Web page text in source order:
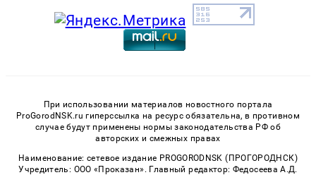
При использовании материалов новостного портала
ProGorodNSK.ru гиперссылка на ресурс обязательна, в противном
случае будут применены нормы законодательства РФ об
авторских и смежных правах
Наименование: сетевое издание PROGORODNSK (ПРОГОРОДНСК)
Учредитель: ООО «Проказан». Главный редактор: Федосеева А.Д.